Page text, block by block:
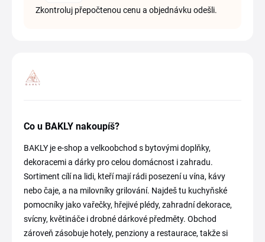
Zkontroluj přepočtenou cenu a objednávku odešli.
Co u BAKLY nakoupíš?
BAKLY je e-shop a velkoobchod s bytovými doplňky,
dekoracemi a dárky pro celou domácnost i zahradu.
Sortiment cílí na lidi, kteří mají rádi posezení u vína, kávy
nebo čaje, a na milovníky grilování. Najdeš tu kuchyňské
pomocníky jako vařečky, hřejivé plédy, zahradní dekorace,
svícny, květináče i drobné dárkové předměty. Obchod
zároveň zásobuje hotely, penziony a restaurace, takže si